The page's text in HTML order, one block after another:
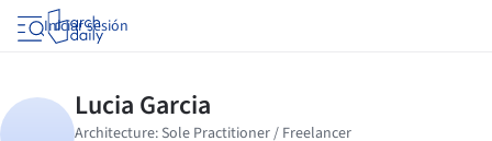
Iniciar sesión